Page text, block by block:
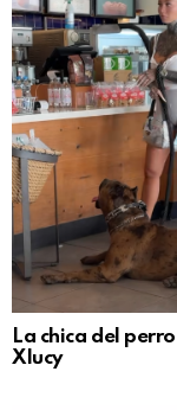
La chica del perro
Xlucy